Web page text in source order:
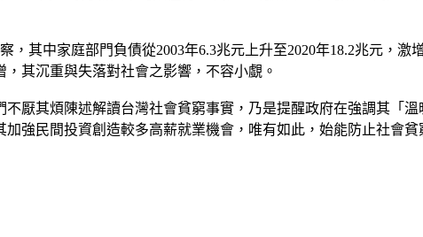
其中家庭部門負債從2003年6.3兆元上升至2020年18.2兆元，激
其沉重與失落對社會之影響，不容小覷。
厭其煩陳述解讀台灣社會貧窮事實，乃是提醒政府在強調其「
強民間投資創造較多高薪就業機會，唯有如此，始能防止社會貧